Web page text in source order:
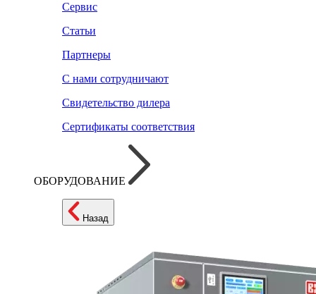
Сервис
Статьи
Партнеры
С нами сотрудничают
Свидетельство дилера
Сертификаты соответствия
ОБОРУДОВАНИЕ
Назад